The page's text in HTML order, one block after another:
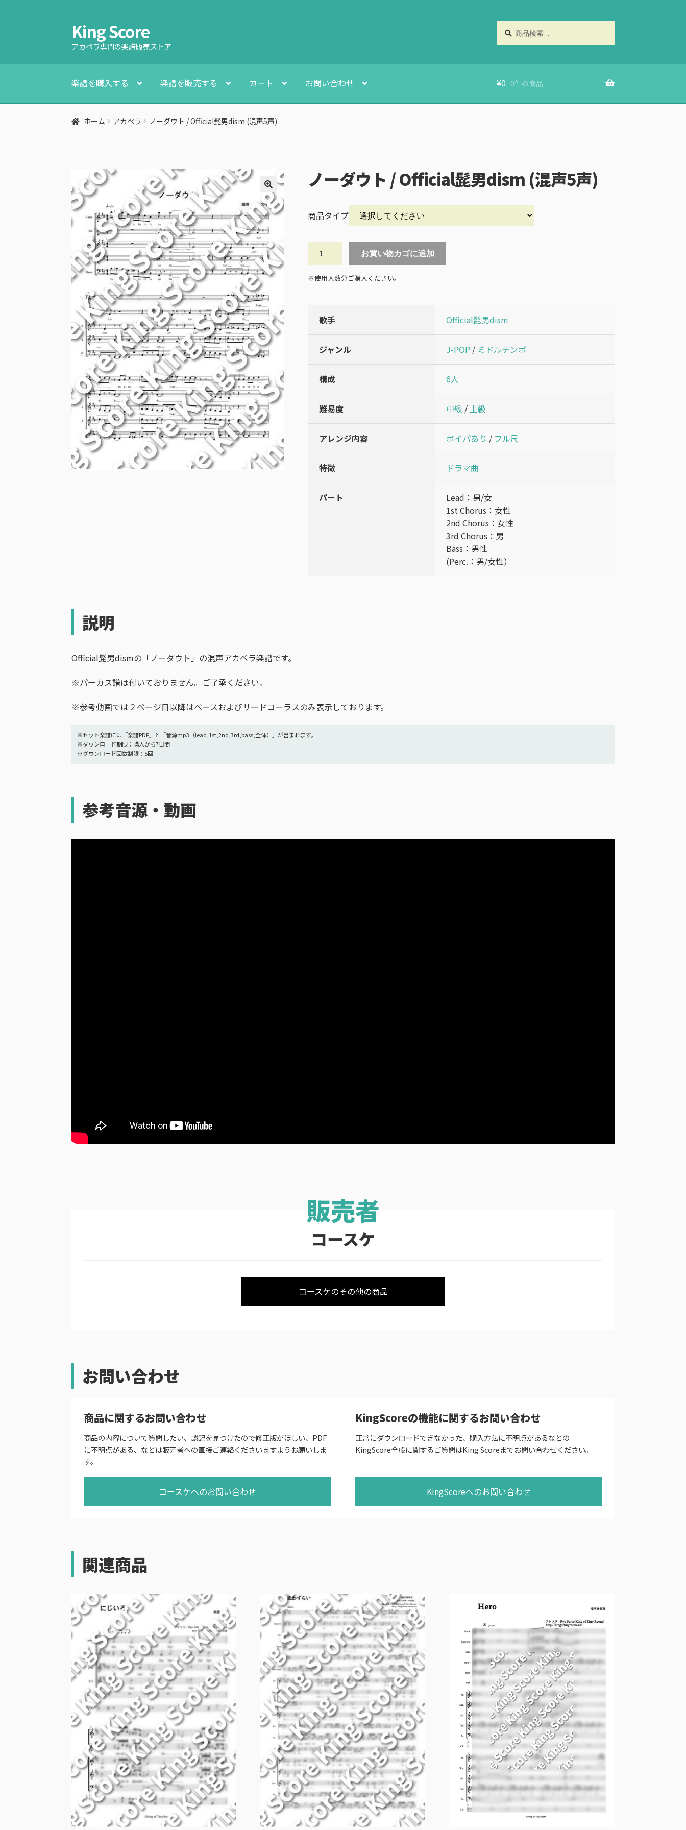
ナ
ビ
ゲ
シ
ョ
ン
へ
コ
ン
テ
ツ
へ
ス
キ
King Score
アカペラ専門の楽譜販売ストア
楽譜を購入する 楽譜を販売する カート お問い合わせ ¥0 0件の商品
ホーム アカペラ ノーダウト / Official髭男dism (混声5声)
🔍
ノーダウト / Official髭男dism (混声5声)
商品タイプ
ダ
Official
お買い物カゴに追加
※使用人数分ご購入ください。
歌手 Official髭男dism
ジャンル J-POP / ミドルテンポ
構成 6人
難易度 中級 / 上級
アレンジ内容 ボイパあり / フル尺
特徴 ドラマ曲
パート
Lead：男/女
1st Chorus：女性
2nd Chorus：女性
3rd Chorus：男
Bass：男性
(Perc.：男/女性）
説明
Official髭男dismの「ノーダウト」の混声アカペラ楽譜です。
※パーカス譜は付いておりません。ご了承ください。
※参考動画では２ページ目以降はベースおよびサードコーラスのみ表示しております。
※セット楽譜には「楽譜PDF」と「音源mp3（lead,1st,2nd,3rd,bass,全体）」が含まれます。
※ダウンロード期限：購入から7日間
※ダウンロード回数制限：5回
参考音源・動画
コースケ
コースケのその他の商品
お問い合わせ
商品に関するお問い合わせ
商品の内容について質問したい、誤記を見つけたので修正版がほしい、PDF
に不明点がある、などは販売者への直接ご連絡くださいますようお願いしま
す。
コースケへのお問い合わせ
KingScoreの機能に関するお問い合わせ
正常にダウンロードできなかった、購入方法に不明点があるなどの
KingScore全般に関するご質問はKing Scoreまでお問い合わせください。
KingScoreへのお問い合わせ
関連商品